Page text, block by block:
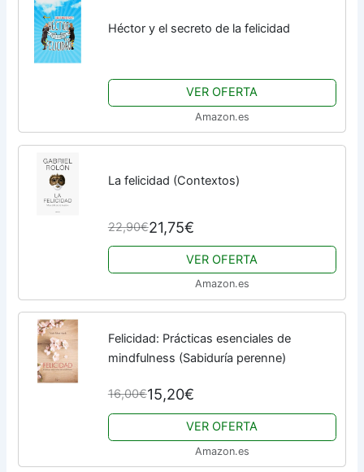
Héctor y el secreto de la felicidad
VER OFERTA
Amazon.es
La felicidad (Contextos)
22,90€21,75€
VER OFERTA
Amazon.es
Felicidad: Prácticas esenciales de
mindfulness (Sabiduría perenne)
16,00€15,20€
VER OFERTA
Amazon.es